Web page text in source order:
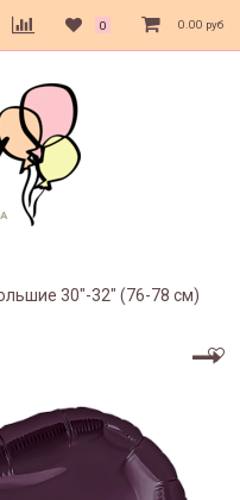
0 0.00 руб
30"-32" (76-78 см)